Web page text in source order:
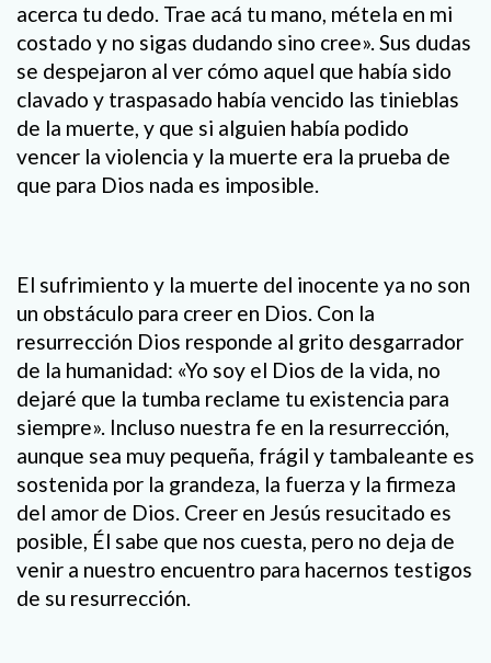
acerca tu dedo. Trae acá tu mano, métela en mi
costado y no sigas dudando sino cree». Sus dudas
se despejaron al ver cómo aquel que había sido
clavado y traspasado había vencido las tinieblas
de la muerte, y que si alguien había podido
vencer la violencia y la muerte era la prueba de
que para Dios nada es imposible.
El sufrimiento y la muerte del inocente ya no son
un obstáculo para creer en Dios. Con la
resurrección Dios responde al grito desgarrador
de la humanidad: «Yo soy el Dios de la vida, no
dejaré que la tumba reclame tu existencia para
siempre». Incluso nuestra fe en la resurrección,
aunque sea muy pequeña, frágil y tambaleante es
sostenida por la grandeza, la fuerza y la firmeza
del amor de Dios. Creer en Jesús resucitado es
posible, Él sabe que nos cuesta, pero no deja de
venir a nuestro encuentro para hacernos testigos
de su resurrección.